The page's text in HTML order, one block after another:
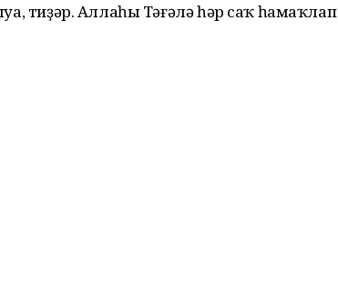
тиҙәр. Аллаһы Тәғәлә һәр саҡ һамаҡлап